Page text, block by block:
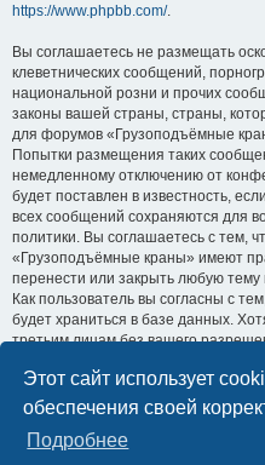
Этот сайт использует
обеспечения своей
Подробнее
https://www.phpbb.com/.
Вы соглашаетесь не размещать
клеветнических сообщений,
национальной розни и прочих
законы вашей страны, страны,
для форумов «Грузоподъёмные
Попытки размещения таких
немедленному отключению от
будет поставлен в известность,
всех сообщений сохраняются для
политики. Вы соглашаетесь с тем,
«Грузоподъёмные краны» имеют
перенести или закрыть любую
Как пользователь вы согласны с
будет храниться в базе данных.
третьим лицам без вашего
«Грузоподъёмные краны», ни
за действия хакеров, которые
доступу к ней.